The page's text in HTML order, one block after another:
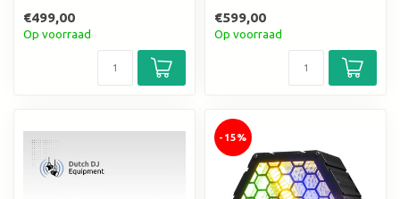
€499,00
Op voorraad
€599,00
Op voorraad
-15%